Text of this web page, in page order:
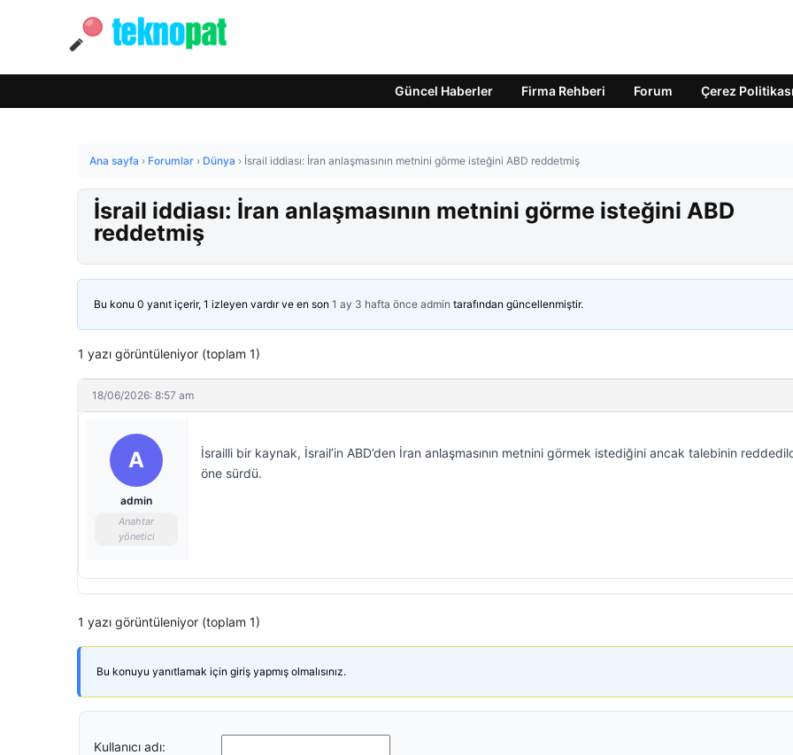
Güncel Haberler Firma Rehberi Forum Çerez Politikası
Ana sayfa › Forumlar › Dünya › İsrail iddiası: İran anlaşmasının metnini görme isteğini ABD reddetmiş
İsrail iddiası: İran anlaşmasının metnini görme isteğini ABD
reddetmiş
Bu konu 0 yanıt içerir, 1 izleyen vardır ve en son 1 ay 3 hafta önce admin tarafından güncellenmiştir.
1 yazı görüntüleniyor (toplam 1)
18/06/2026: 8:57 am
A
admin
Anahtar
yönetici
İsrailli bir kaynak, İsrail’in ABD’den İran anlaşmasının metnini görmek istediğini ancak talebinin
öne sürdü.
1 yazı görüntüleniyor (toplam 1)
Bu konuyu yanıtlamak için giriş yapmış olmalısınız.
Kullanıcı adı: